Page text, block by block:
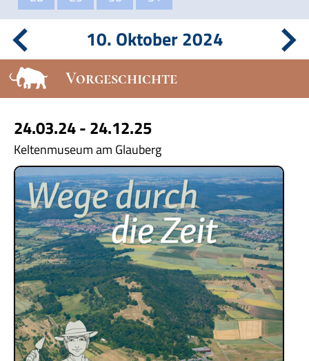
10. Oktober 2024
Vorgeschichte
24.03.24 - 24.12.25
Keltenmuseum am Glauberg